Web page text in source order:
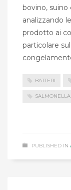
bovino,
analizzando
prodotto ai
particolare
BATTERI
SALMONELLA
PUBLISHED IN